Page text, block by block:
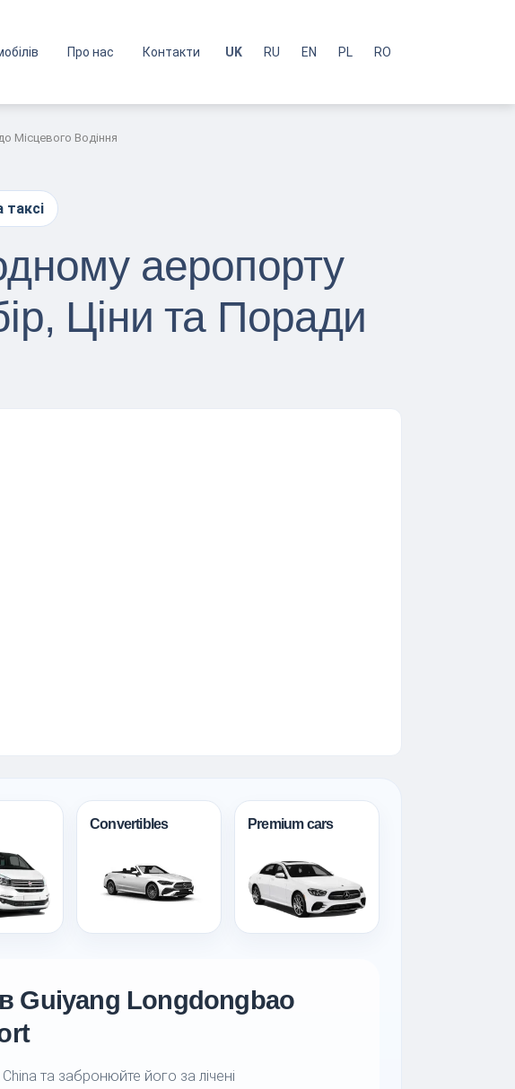
Про нас Контакти UK RU EN PL RO
Місцевого Водіння
таксі
аеропорту
Ціни та Поради
Convertibles Premium cars
Guiyang Longdongbao
та забронюйте його за лічені